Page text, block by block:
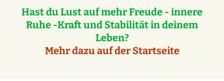
Hast du Lust auf mehr Freude - innere
Ruhe -Kraft und Stabilität in deinem
Leben?
Mehr dazu auf der Startseite